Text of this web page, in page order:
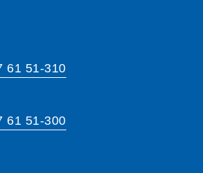
61 51-310
61 51-300